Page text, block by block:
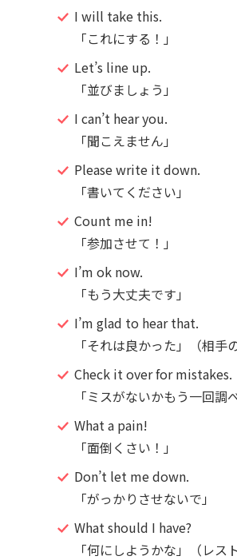
I will take this.
「これにする！」
Let’s line up.
「並びましょう」
I can’t hear you.
「聞こえません」
Please write it down.
「書いてください」
Count me in!
「参加させて！」
I’m ok now.
「もう大丈夫です」
I’m glad to hear that.
「それは良かった」（相手
Check it over for mistakes.
「ミスがないかもう一回調
What a pain!
「面倒くさい！」
Don’t let me down.
「がっかりさせないで」
What should I have?
「何にしようかな」（レス